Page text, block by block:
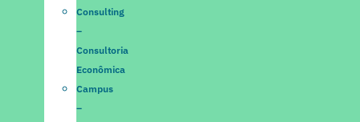
Consulting
–
Consultoria
Econômica
Campus
–